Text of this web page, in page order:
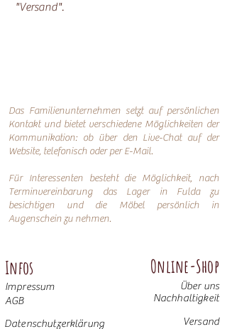
"Versand".
Das Familienunternehmen setzt auf persönlichen
Kontakt und bietet verschiedene Möglichkeiten der
Kommunikation: ob über den Live-Chat auf der
Website, telefonisch oder perE-Mail.
Für Interessenten besteht die Möglichkeit, nach
Terminvereinbarung das Lager in Fulda zu
besichtigen und die Möbel persönlich in
Augenschein zu nehmen.
Infos
Impressum
AGB
Online-Shop
Über uns
Nachhaltigkeit
Datenschutzerklärung
Versand